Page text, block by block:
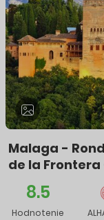
Malaga -
de la
8.5
Hodnotenie